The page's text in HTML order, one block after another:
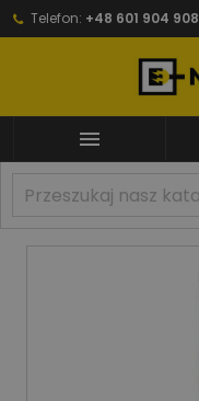
Telefon: +48 601 904 908
